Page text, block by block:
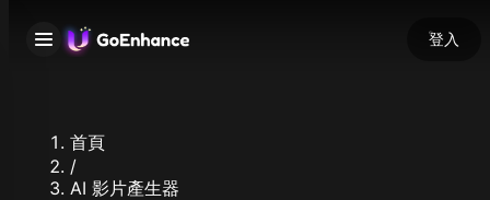
登入
首頁
/
AI 影片產生器